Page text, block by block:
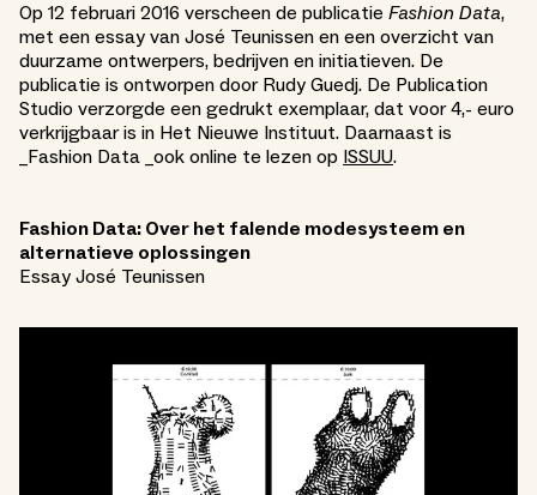
Op 12 februari 2016 verscheen de publicatie Fashion Data,
met een essay van José Teunissen en een overzicht van
duurzame ontwerpers, bedrijven en initiatieven. De
publicatie is ontworpen door Rudy Guedj. De Publication
Studio verzorgde een gedrukt exemplaar, dat voor 4,- euro
verkrijgbaar is in Het Nieuwe Instituut. Daarnaast is
_Fashion Data _ook online te lezen op ISSUU.
Fashion Data: Over het falende modesysteem en
alternatieve oplossingen
Essay José Teunissen